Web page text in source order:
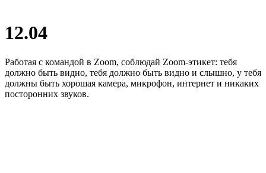
12.04
Работая с командой в Zoom, соблюдай Zoom-этикет: тебя
должно быть видно, тебя должно быть видно и слышно, у тебя
должны быть хорошая камера, микрофон, интернет и никаких
посторонних звуков.